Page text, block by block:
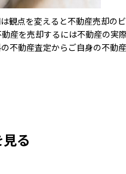
観点を変えると不動産売却の
産を売却するには不動産の実
不動産査定からご自身の不動
る